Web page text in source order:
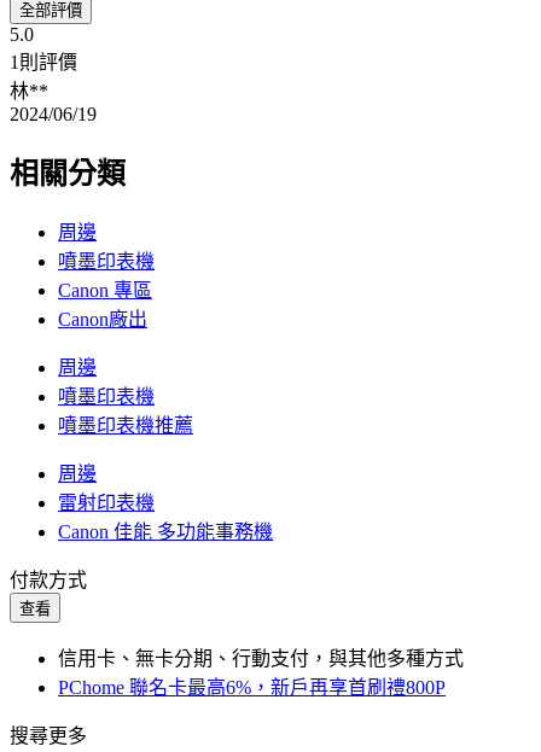
全部評價
5.0
1則評價
林**
2024/06/19
相關分類
周邊
噴墨印表機
Canon 專區
Canon廠出
周邊
噴墨印表機
噴墨印表機推薦
周邊
雷射印表機
Canon 佳能 多功能事務機
付款方式
查看
信用卡、無卡分期、行動支付，與其他多種方式
PChome 聯名卡最高6%，新戶再享首刷禮800P
搜尋更多